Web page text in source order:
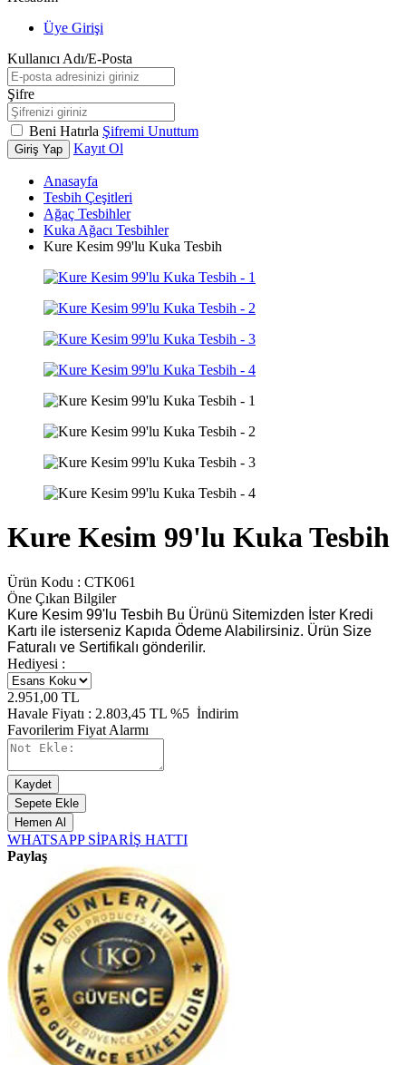
Üye Girişi
Kullanıcı Adı/E-Posta
Şifre
Beni Hatırla Şifremi Unuttum
Giriş Yap Kayıt Ol
Anasayfa
Tesbih Çeşitleri
Ağaç Tesbihler
Kuka Ağacı Tesbihler
Kure Kesim 99'lu Kuka Tesbih
Kure Kesim 99'lu Kuka Tesbih
Ürün Kodu : CTK061
Öne Çıkan Bilgiler
Kure Kesim 99'lu Tesbih Bu Ürünü Sitemizden İster Kredi
Kartı ile isterseniz Kapıda Ödeme Alabilirsiniz. Ürün Size
Faturalı ve Sertifikalı gönderilir.
Hediyesi :
2.951,00 TL
Havale Fiyatı : 2.803,45 TL %5 İndirim
Favorilerim Fiyat Alarmı
Kaydet
Sepete Ekle
Hemen Al
WHATSAPP SİPARİŞ HATTI
Paylaş